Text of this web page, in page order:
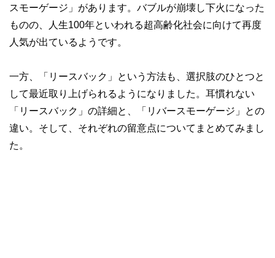
スモーゲージ」があります。バブルが崩壊し下火になった
ものの、人生100年といわれる超高齢化社会に向けて再度
人気が出ているようです。
一方、「リースバック」という方法も、選択肢のひとつと
して最近取り上げられるようになりました。耳慣れない
「リースバック」の詳細と、「リバースモーゲージ」との
違い。そして、それぞれの留意点についてまとめてみまし
た。